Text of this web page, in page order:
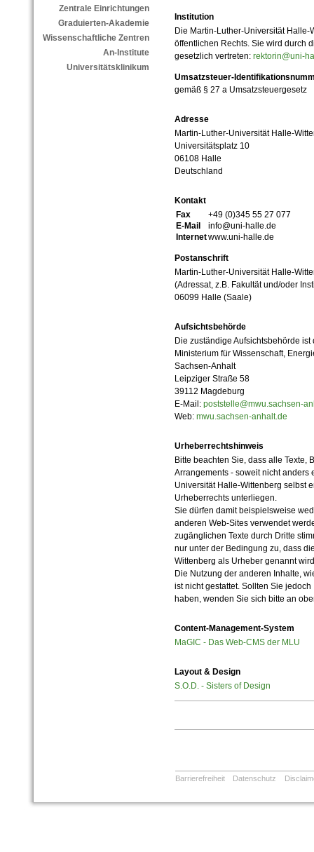
Zentrale Einrichtungen
Graduierten-Akademie
Wissenschaftliche Zentren
An-Institute
Universitätsklinikum
Institution
Die Martin-Luther-Universität
öffentlichen Rechts. Sie wird durch
gesetzlich vertreten: rektorin@uni-
Umsatzsteuer-
gemäß § 27 a Umsatzsteuergesetz
Adresse
Martin-Luther-Universität Halle-
Universitätsplatz 10
06108 Halle
Deutschland
Kontakt
Fax
+49 (0)345 55 27 077
E-Mail
info@uni-halle.de
Internetwww.uni-halle.de
Postanschrift
Martin-Luther-Universität Halle-
(Adressat, z.B. Fakultät und/oder
06099 Halle (Saale)
Aufsichtsbehörde
Die zuständige Aufsichtsbehörde ist
Ministerium für Wissenschaft,
Sachsen-Anhalt
Leipziger Straße 58
39112 Magdeburg
E-Mail: poststelle@mwu.sachsen-
Web: mwu.sachsen-anhalt.de
Urheberrechtshinweis
Bitte beachten Sie, dass alle Texte,
Arrangements - soweit nicht anders
Universität Halle-Wittenberg selbst
Urheberrechts unterliegen.
Sie dürfen damit beispielsweise
anderen Web-Sites verwendet
zugänglichen Texte durch Dritte
nur unter der Bedingung zu, dass
Wittenberg als Urheber genannt
Die Nutzung der anderen Inhalte,
ist nicht gestattet. Sollten Sie
haben, wenden Sie sich bitte an
Content-Management-System
MaGIC - Das Web-CMS der MLU
Layout & Design
S.O.D. - Sisters of Design
Barrierefreiheit Datenschutz